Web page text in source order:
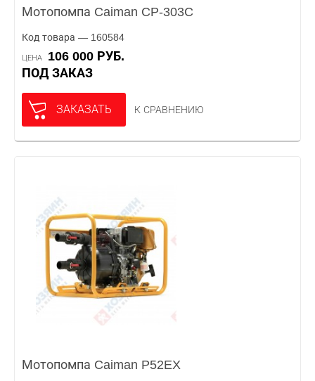
Мотопомпа Caiman CP-303C
Код товара — 160584
ЦЕНА
106 000 РУБ.
ПОД ЗАКАЗ
ЗАКАЗАТЬ К СРАВНЕНИЮ
Мотопомпа Caiman P52EX